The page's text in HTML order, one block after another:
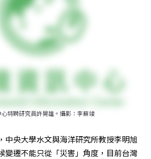
特聘研究員許晃雄。攝影：李蘇竣
中央大學水文與海洋研究所教授李明旭
變遷不能只從「災害」角度，目前台灣